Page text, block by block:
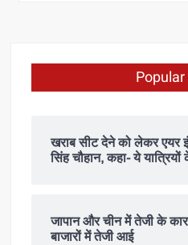
खराब सीट देने को लेकर एयर
सिंह चौहान, कहा- ये
जापान और चीन में तेजी के
बाजारों में तेजी आई